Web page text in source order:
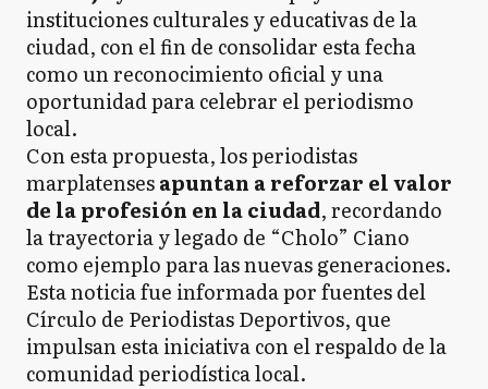
instituciones culturales y educativas de la
ciudad, con el fin de consolidar esta fecha
como un reconocimiento oficial y una
oportunidad para celebrar el periodismo
local.
Con esta propuesta, los periodistas
marplatensesapuntan a reforzar el valor
de la profesión en la ciudad, recordando
la trayectoria y legado de “Cholo” Ciano
como ejemplo para las nuevas generaciones.
Esta noticia fue informada por fuentes del
Círculo de Periodistas Deportivos, que
impulsan esta iniciativa con el respaldo de la
comunidad periodística local.